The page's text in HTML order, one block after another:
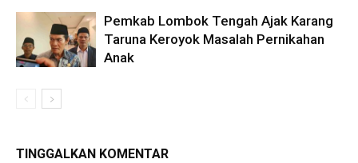
Pemkab Lombok Tengah Ajak Karang
Taruna Keroyok Masalah Pernikahan
Anak
TINGGALKAN KOMENTAR